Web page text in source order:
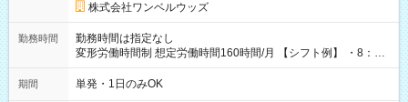
株式会社ワンベルウッズ
勤務時間
勤務時間は指定なし
変形労働時間制 想定労働時間160時間/月 【シフト例】 ・8：00
～21：00
期間 単発・1日のみOK